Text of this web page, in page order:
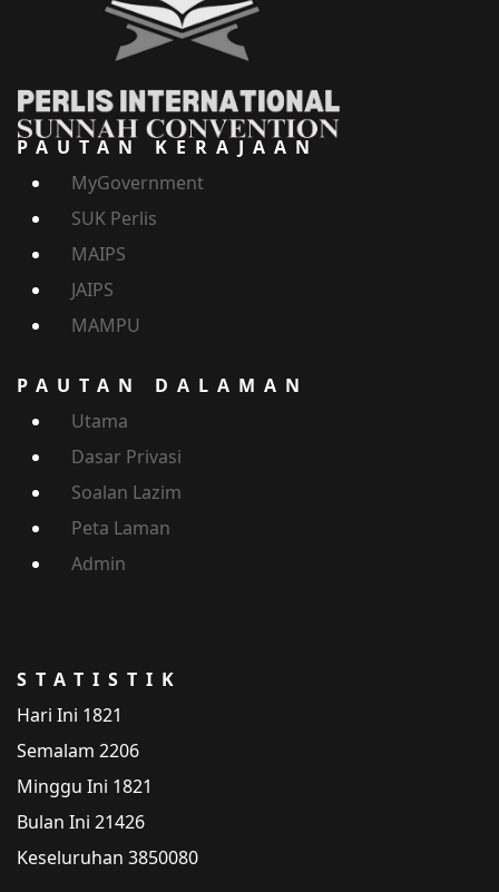
PAUTAN KERAJAAN
MyGovernment
SUK Perlis
MAIPS
JAIPS
MAMPU
PAUTAN DALAMAN
Utama
Dasar Privasi
Soalan Lazim
Peta Laman
Admin
STATISTIK
Hari Ini 1821
Semalam 2206
Minggu Ini 1821
Bulan Ini 21426
Keseluruhan 3850080